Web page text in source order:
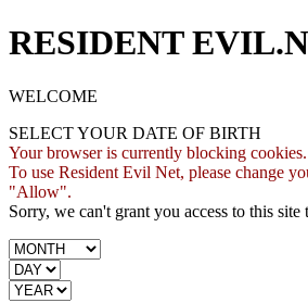
RESIDENT
WELCOME
SELECT YOUR DATE OF BIRTH
Your browser is currently blocking cookies.
To use Resident Evil Net, please change
"Allow".
Sorry, we can't grant you access to this site